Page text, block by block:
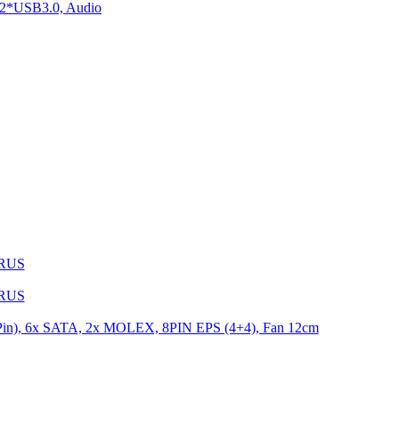
Audio
6x SATA, 2x MOLEX, 8PIN EPS (4+4), Fan 12cm